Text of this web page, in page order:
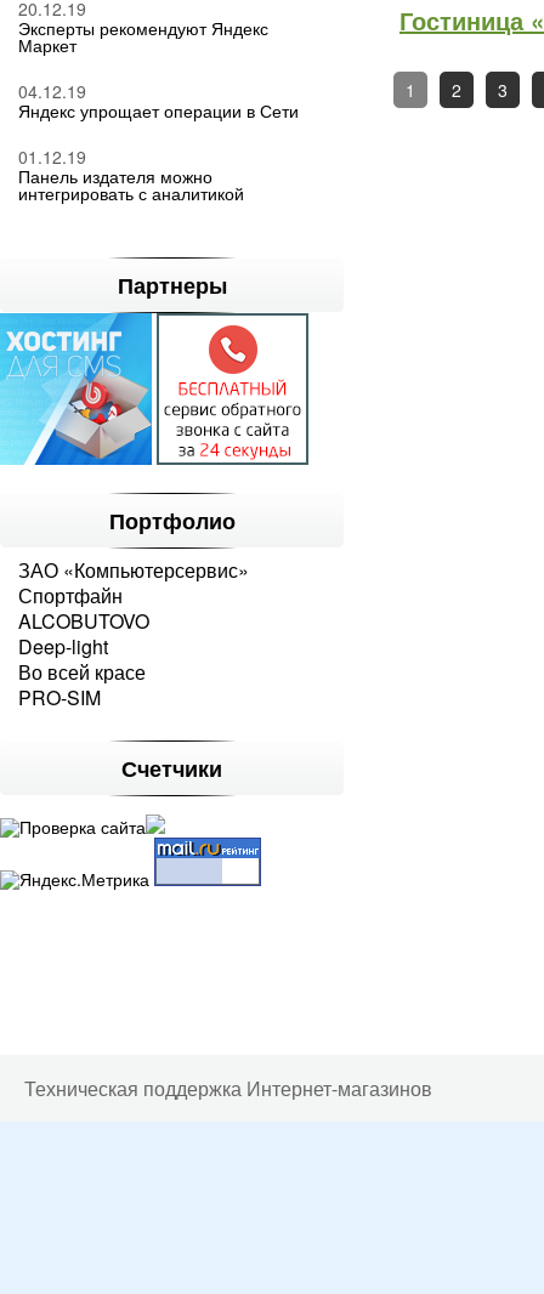
Гостиница
1 2 3
20.12.19
Эксперты рекомендуют Яндекс
Маркет
04.12.19
Яндекс упрощает операции в Сети
01.12.19
Панель издателя можно
интегрировать с аналитикой
Партнеры
Портфолио
ЗАО «Компьютерсервис»
Спортфайн
ALCOBUTOVO
Deep-light
Во всей красе
PRO-SIM
Счетчики
Техническая поддержка Интернет-магазинов